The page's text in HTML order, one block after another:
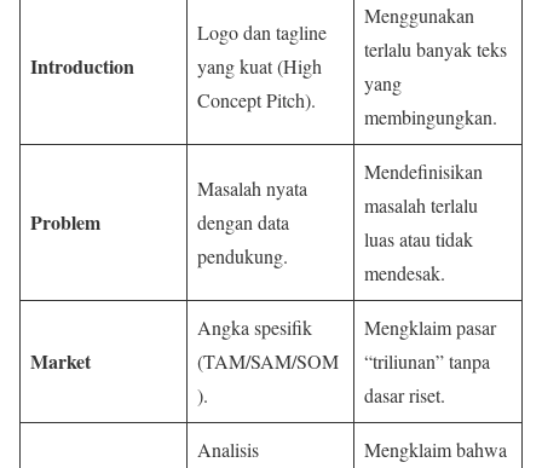
Introduction
Logo dan tagline
yang kuat (High
Concept Pitch).
Menggunakan
terlalu banyak teks
yang
membingungkan.
Problem
Masalah nyata
dengan data
pendukung.
Mendefinisikan
masalah terlalu
luas atau tidak
mendesak.
Market
Angka spesifik
(TAM/SAM/SOM
).
Mengklaim pasar
“triliunan” tanpa
dasar riset.
Analisis
Mengklaim bahwa